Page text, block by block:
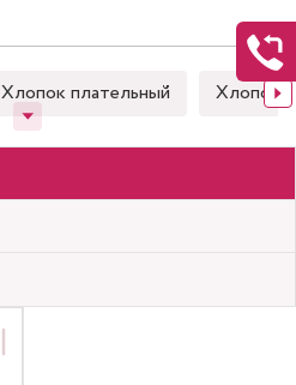
Хлопок плательный Хлопок